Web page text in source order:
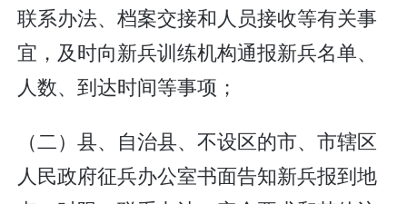
联系办法、档案交接和人员接收等有关事
宜，及时向新兵训练机构通报新兵名单、
人数、到达时间等事项；
（二）县、自治县、不设区的市、市辖区
人民政府征兵办公室书面告知新兵报到地